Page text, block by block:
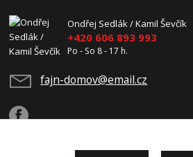
Ondřej Sedlák / Kamil Ševčík
+420 606 893 993
Po - So 8 - 17 h.
fajn-domov@email.cz